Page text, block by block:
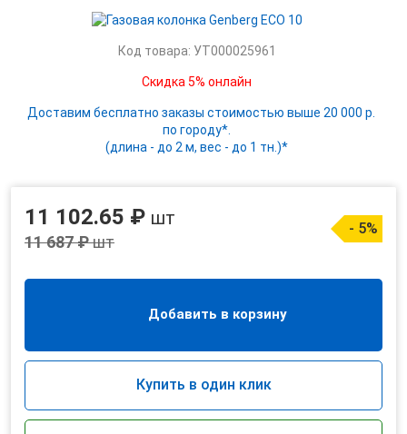
Код товара: УТ000025961
Скидка 5% онлайн
Доставим бесплатно заказы стоимостью выше 20 000 р.
по городу*.
(длина - до 2 м, вес - до 1 тн.)*
11 102.65 ₽ шт
11 687 ₽шт
- 5%
Добавить в корзину
Купить в один клик